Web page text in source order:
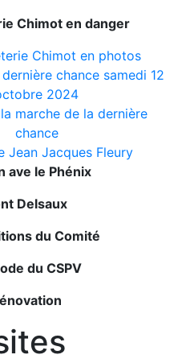
Chimot en danger
Chimot en photos
chance samedi 12
2024
marche de la dernière
chance
Jean Jacques Fleury
ave le Phénix
Delsaux
du Comité
du CSPV